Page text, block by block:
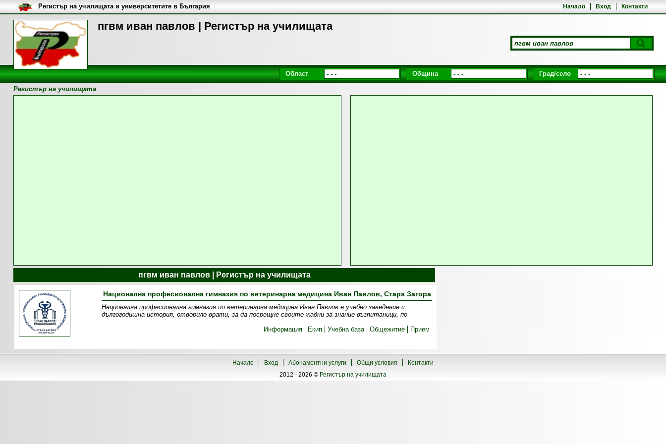
пгвм иван павлов | Регистър на училищата
Начало Вход Контакти
Регистър на училищата и университетите в България
Област Община Град/село
Регистър на училищата
пгвм иван павлов | Регистър на училищата
Национална професионална гимназия по ветеринарна медицина Иван Павлов, Стара Загора
Национална професионална гимназия по ветеринарна медицина Иван Павлов е учебно заведение с
дългогодишна история, отворило врати, за да посрещне своите жадни за знание възпитаници, по
Информация
Екип Учебна база Общежитие Прием
Начало Вход Абонаментни услуги Общи условия
Контакти
2012 - 2026 © Регистър на училищата